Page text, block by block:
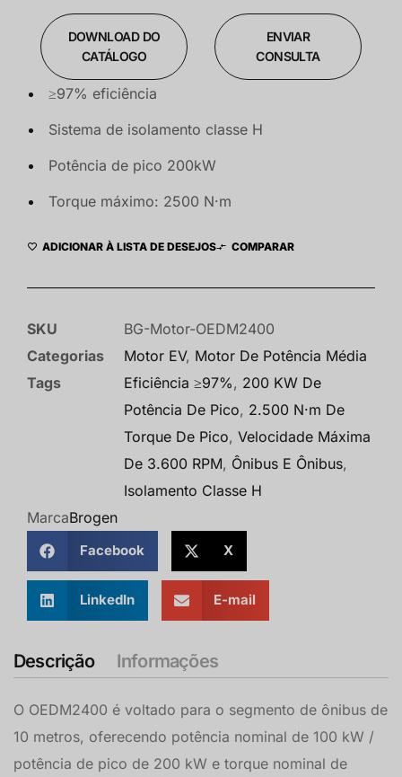
DOWNLOAD DO
CATÁLOGO
ENVIAR
CONSULTA
≥97% eficiência
Sistema de isolamento classe H
Potência de pico 200kW
Torque máximo: 2500 N·m
ADICIONAR À LISTA DE DESEJOS COMPARAR
SKU
BG-Motor-OEDM2400
Categorias
Motor EV, Motor De Potência Média
Tags
Eficiência ≥97%, 200 KW De
Potência De Pico, 2.500 N·m De
Torque De Pico, Velocidade Máxima
De 3.600 RPM, Ônibus E Ônibus,
Isolamento Classe H
MarcaBrogen
Facebook X
LinkedIn E-mail
Descrição Informações
O OEDM2400 é voltado para o segmento de ônibus de
10 metros, oferecendo potência nominal de 100 kW /
potência de pico de 200 kW e torque nominal de